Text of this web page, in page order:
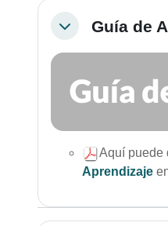
ColapsarGuía de
Aquí puede
Aprendizaje